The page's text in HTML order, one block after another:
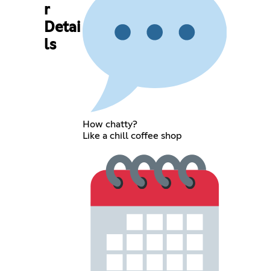
r
Detai
ls
How chatty?
Like a chill coffee shop